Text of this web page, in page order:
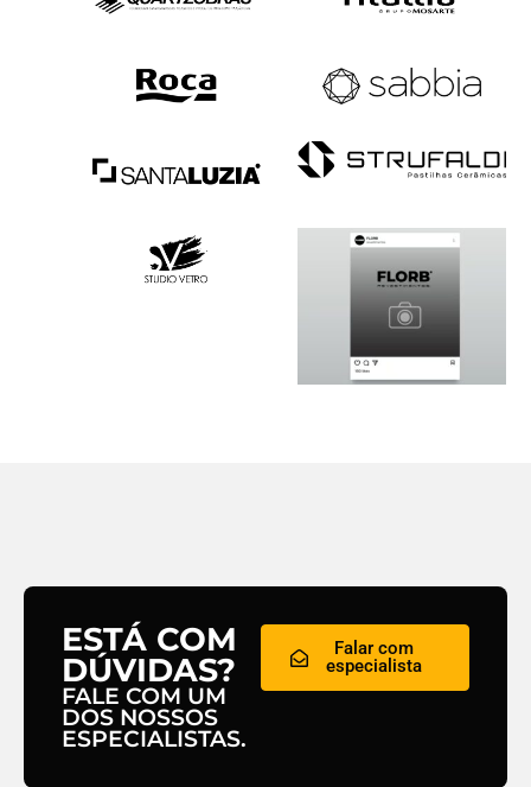
ESTÁ COM
DÚVIDAS?
FALE COM UM
DOS NOSSOS
ESPECIALISTAS.
Falar com
especialista